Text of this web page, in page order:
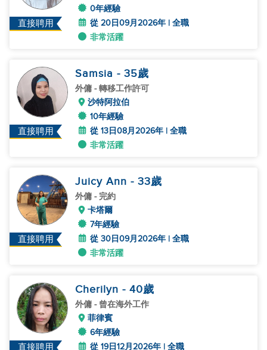
直接聘用
0年經驗
從 20日09月2026年 | 全職
非常活躍
直接聘用
Samsia - 35歲
外傭 - 轉移工作許可
沙特阿拉伯
10年經驗
從 13日08月2026年 | 全職
非常活躍
直接聘用
Juicy Ann - 33歲
外傭 - 完約
卡塔爾
7年經驗
從 30日09月2026年 | 全職
非常活躍
直接聘用
Cherilyn - 40歲
外傭 - 曾在海外工作
菲律賓
6年經驗
從 19日12月2026年 | 全職